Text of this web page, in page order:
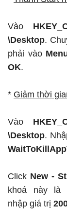
Vào
\Desktop.
phải vào
OK.
* Giảm thời
Vào
\Desktop.
Click New -
khoá này là
nhập giá trị